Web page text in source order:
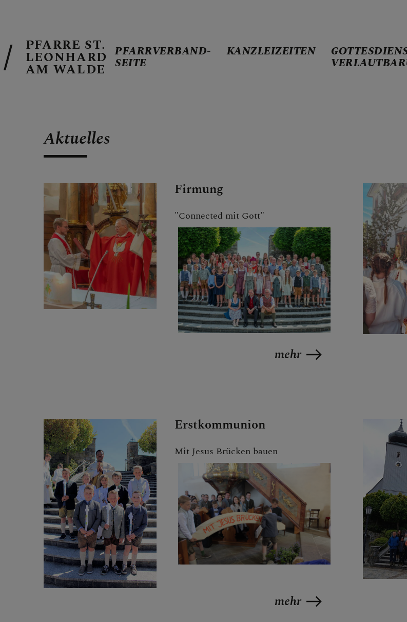
PFARRKALENDER
GOTTESDIENSTORDNUNG
LEBENDIGE PFARRE
PFARRE ST.
LEONHARD
AM WALDE
PFARRVERBAND-
SEITE
KANZLEIZEITEN
Aktuelles
Firmung
"Connected mit Gott"
mehr
Erstkommunion
Mit Jesus Brücken bauen
mehr